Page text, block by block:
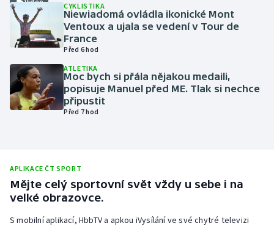
Lezení
Lyže a snowboard
Moderní pětiboj
Motorsport
Plavání
Plážový volejbal
CYKLISTIKA
Niewiadomá ovládla ikonické Mont
Ventoux a ujala se vedení v Tour de
France
Před 6 hod
ATLETIKA
Moc bych si přála nějakou medaili,
popisuje Manuel před ME. Tlak si nechce
připustit
Před 7 hod
APLIKACE ČT SPORT
Mějte celý sportovní svět vždy u sebe i na
velké obrazovce.
S mobilní aplikací, HbbTV a apkou iVysílání ve své chytré televizi